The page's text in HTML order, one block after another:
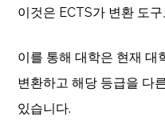
이것은 ECTS가 변환 도
이를 통해 대학은 현재 대
변환하고 해당 등급을 다
있습니다.